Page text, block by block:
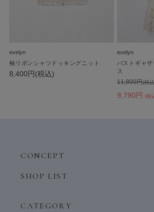
evelyn
袖リボンシャツドッキングニット
8,400円(税込)
evelyn
バストギャ
ス
9,790円 (税
11,800円(税
CONCEPT
SHOP LIST
CATEGORY